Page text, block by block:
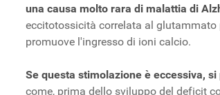
una causa molto rara di malattia di
eccitotossicità correlata al glutammato
promuove l'ingresso di ioni calcio.
Se questa stimolazione è eccessiva,
come, prima dello sviluppo del deficit